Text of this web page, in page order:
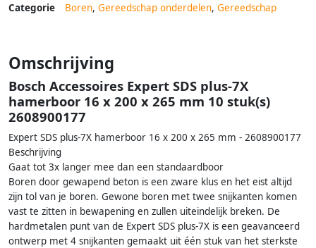
Categorie Boren, Gereedschap onderdelen, Gereedschap
Omschrijving
Bosch Accessoires Expert SDS plus-7X
hamerboor 16 x 200 x 265 mm 10 stuk(s)
2608900177
Expert SDS plus-7X hamerboor 16 x 200 x 265 mm - 2608900177
Beschrijving
Gaat tot 3x langer mee dan een standaardboor
Boren door gewapend beton is een zware klus en het eist altijd
zijn tol van je boren. Gewone boren met twee snijkanten komen
vast te zitten in bewapening en zullen uiteindelijk breken. De
hardmetalen punt van de Expert SDS plus-7X is een geavanceerd
ontwerp met 4 snijkanten gemaakt uit één stuk van het sterkste